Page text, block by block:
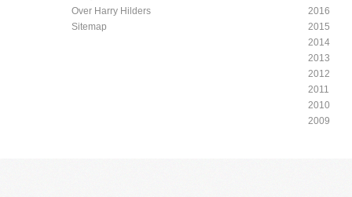
Over Harry Hilders
Sitemap
2016
2015
2014
2013
2012
2011
2010
2009